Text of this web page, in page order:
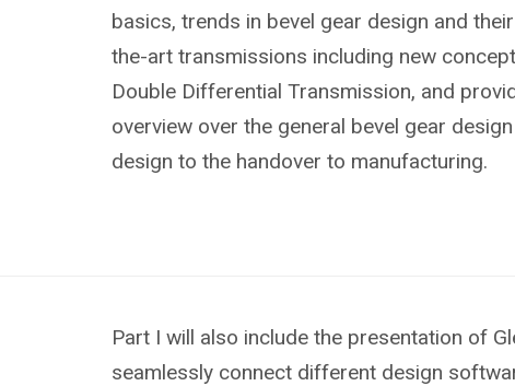
basics, trends in bevel gear design and
the-art transmissions including new
Double Differential Transmission, and
overview over the general bevel gear
design to the handover to manufacturing.
Part I will also include the presentation of
seamlessly connect different design